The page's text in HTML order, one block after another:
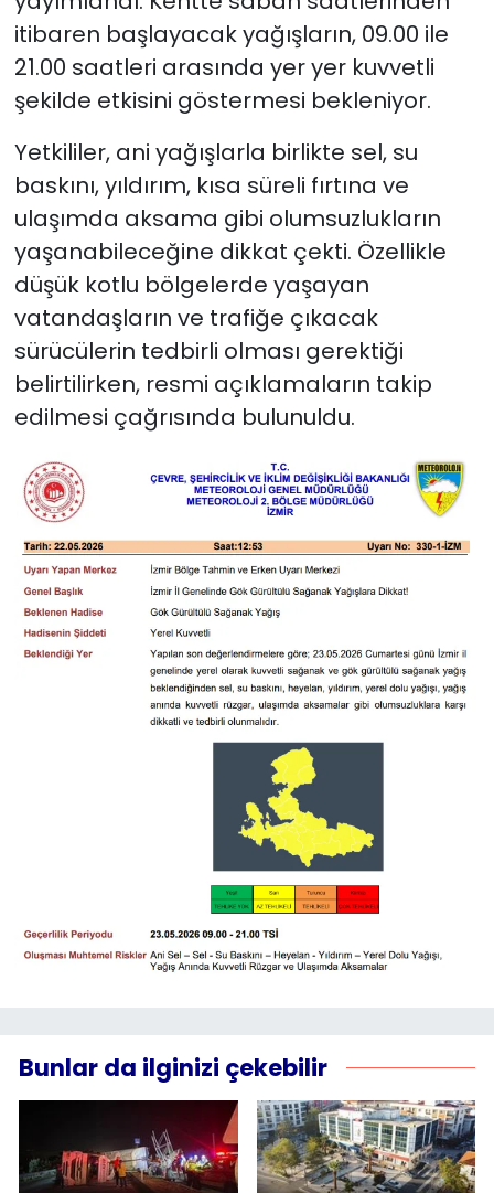
itibaren başlayacak yağışların, 09.00 ile
21.00 saatleri arasında yer yer kuvvetli
şekilde etkisini göstermesi bekleniyor.
Yetkililer, ani yağışlarla birlikte sel, su
baskını, yıldırım, kısa süreli fırtına ve
ulaşımda aksama gibi olumsuzlukların
yaşanabileceğine dikkat çekti. Özellikle
düşük kotlu bölgelerde yaşayan
vatandaşların ve trafiğe çıkacak
sürücülerin tedbirli olması gerektiği
belirtilirken, resmi açıklamaların takip
edilmesi çağrısında bulunuldu.
Bunlar da ilginizi çekebilir